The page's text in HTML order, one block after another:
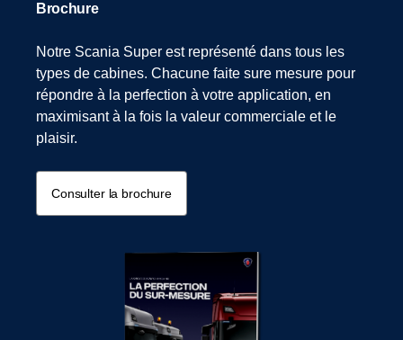
Brochure
Notre Scania Super est représenté dans tous les
types de cabines. Chacune faite sure mesure pour
répondre à la perfection à votre application, en
maximisant à la fois la valeur commerciale et le
plaisir.
Consulter la brochure